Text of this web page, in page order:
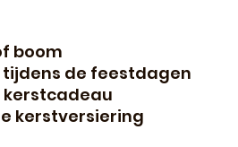
boom
de feestdagen
kerstcadeau
kerstversiering